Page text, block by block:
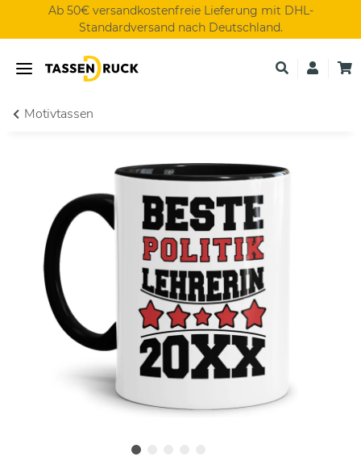
Ab 50€ versandkostenfreie Lieferung mit DHL-
Standardversand nach Deutschland.
Motivtassen